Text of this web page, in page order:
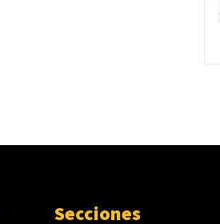
Secciones